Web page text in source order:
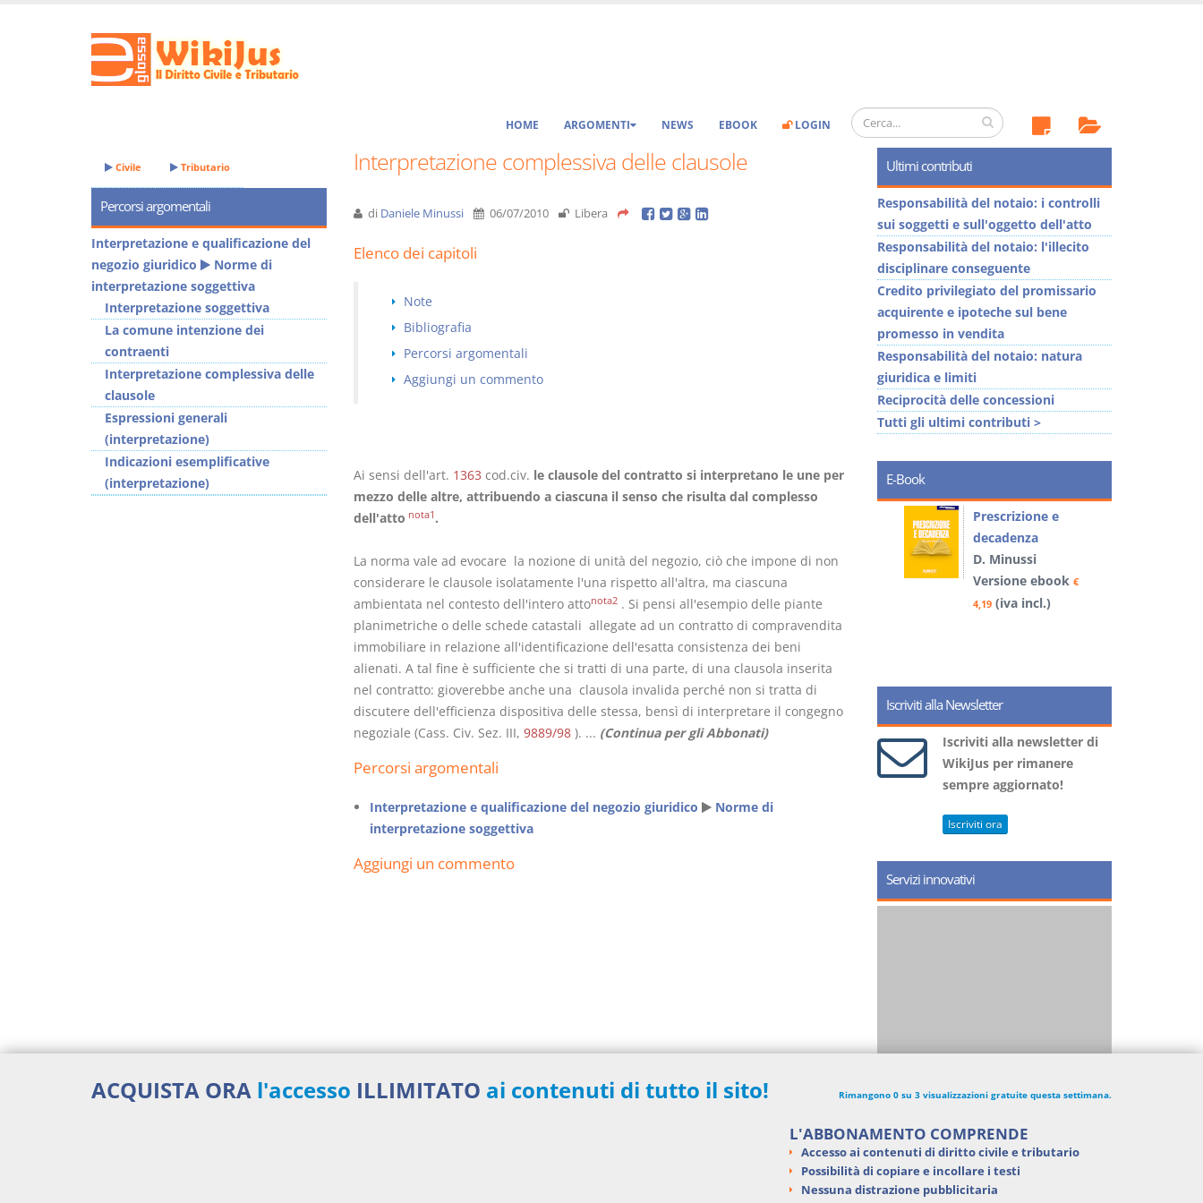
HOME ARGOMENTI NEWS EBOOK LOGIN
Interpretazione complessiva delle clausole
di Daniele Minussi 06/07/2010 Libera
Elenco dei capitoli
Note
Bibliografia
Percorsi argomentali
Aggiungi un commento
Ai sensi dell'art. 1363 cod.civ. le clausole del contratto si interpretano le une per
mezzo delle altre, attribuendo a ciascuna il senso che risulta dal complesso
dell'atto nota1 .
La norma vale ad evocare la nozione di unità del negozio, ciò che impone di non
considerare le clausole isolatamente l'una rispetto all'altra, ma ciascuna
ambientata nel contesto dell'intero attonota2. Si pensi all'esempio delle piante
planimetriche o delle schede catastali allegate ad un contratto di compravendita
immobiliare in relazione all'identificazione dell'esatta consistenza dei beni
alienati. A tal fine è sufficiente che si tratti di una parte, di una clausola inserita
nel contratto: gioverebbe anche una clausola invalida perché non si tratta di
discutere dell'efficienza dispositiva delle stessa, bensì di interpretare il congegno
negoziale (Cass. Civ. Sez. III, 9889/98). ... (Continua per gli Abbonati)
Percorsi argomentali
Interpretazione e qualificazione del negozio giuridico
Norme di
interpretazione soggettiva
Aggiungi un commento
Civile Tributario
Percorsi argomentali
Interpretazione e qualificazione del
negozio giuridico
Norme di
interpretazione soggettiva
Interpretazione soggettiva
La comune intenzione dei
contraenti
Interpretazione complessiva delle
clausole
Espressioni generali
(interpretazione)
Indicazioni esemplificative
(interpretazione)
Ultimi contributi
Responsabilità del notaio: i controlli
sui soggetti e sull'oggetto dell'atto
Responsabilità del notaio: l'illecito
disciplinare conseguente
Credito privilegiato del promissario
acquirente e ipoteche sul bene
promesso in vendita
Responsabilità del notaio: natura
giuridica e limiti
Reciprocità delle concessioni
Tutti gli ultimi contributi >
E-Book
D. Minussi
Versione ebook€
4,19 (iva incl.)
D. Minussi
Versione ebook
4,19 (iva incl.)
Prescrizione e
decadenza
D. Minussi
Versione ebook €
4,19 (iva incl.)
Iscriviti alla Newsletter
Iscriviti alla newsletter di
WikiJus per rimanere
sempre aggiornato!
Iscriviti ora
Servizi innovativi
ACQUISTA ORA l'accesso ILLIMITATO ai contenuti di tutto il sito! Rimangono 0 su 3 visualizzazioni gratuite questa settimana.
L'ABBONAMENTO COMPRENDE
Accesso ai contenuti di diritto civile e tributario
Possibilità di copiare e incollare i testi
Nessuna distrazione pubblicitaria